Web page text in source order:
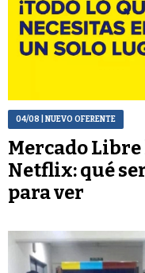
04/08 | NUEVO OFERENTE
Mercado
Netflix: qué
para ver